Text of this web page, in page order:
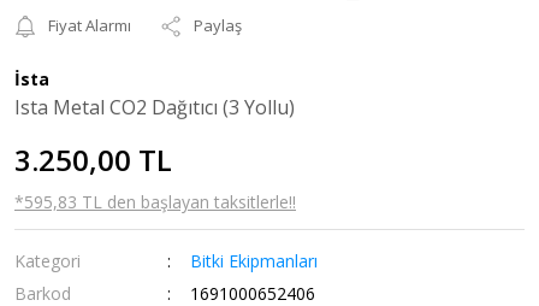
Fiyat Alarmı
Paylaş
İsta
Ista Metal CO2 Dağıtıcı (3 Yollu)
3.250,00 TL
*595,83 TL den başlayan taksitlerle!!
Kategori
Bitki Ekipmanları
Barkod
1691000652406